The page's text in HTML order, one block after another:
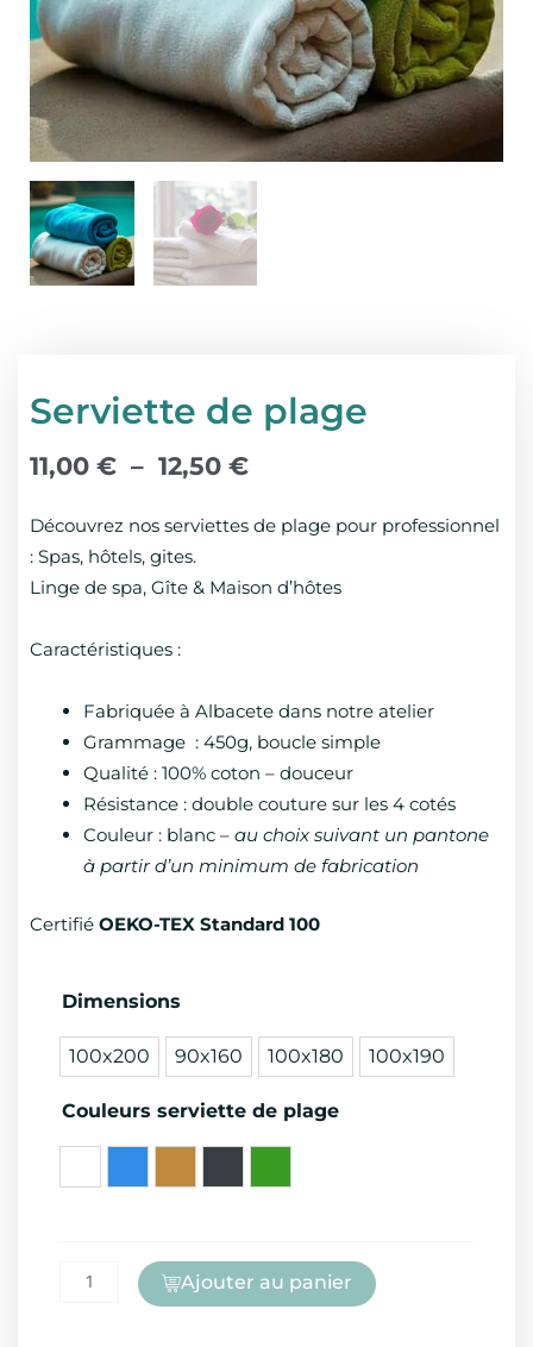
Serviette de plage
11,00 € – 12,50 €Plage
prix :
à
Découvrez nos serviettes de plage pour professionnel
: Spas, hôtels, gites.
Linge de spa, Gîte & Maison d’hôtes
Caractéristiques :
Fabriquée à Albacete dans notre atelier
Grammage : 450g, boucle simple
Qualité : 100% coton – douceur
Résistance : double couture sur les 4 cotés
Couleur : blanc – au choix suivant un pantone
à partir d’un minimum de fabrication
Certifié OEKO-TEX Standard 100
Dimensions
100x200 90x160 100x180 100x190
Couleurs serviette de plage
quantité
Serviette
plage
Ajouter au panier